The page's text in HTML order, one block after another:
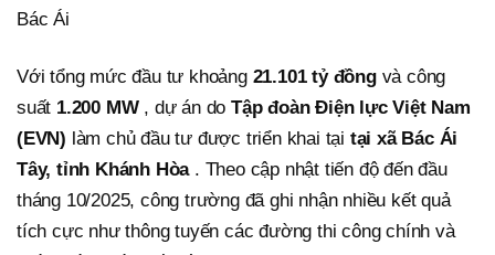
Bác Ái
Với tổng mức đầu tư khoảng 21.101 tỷ đồng và công
suất 1.200 MW , dự án doTập đoàn Điện lực Việt Nam
(EVN) làm chủ đầu tư được triển khai tại tại xã Bác Ái
Tây, tỉnh Khánh Hòa . Theo cập nhật tiến độ đến đầu
tháng 10/2025, công trường đã ghi nhận nhiều kết quả
tích cực như thông tuyến các đường thi công chính và